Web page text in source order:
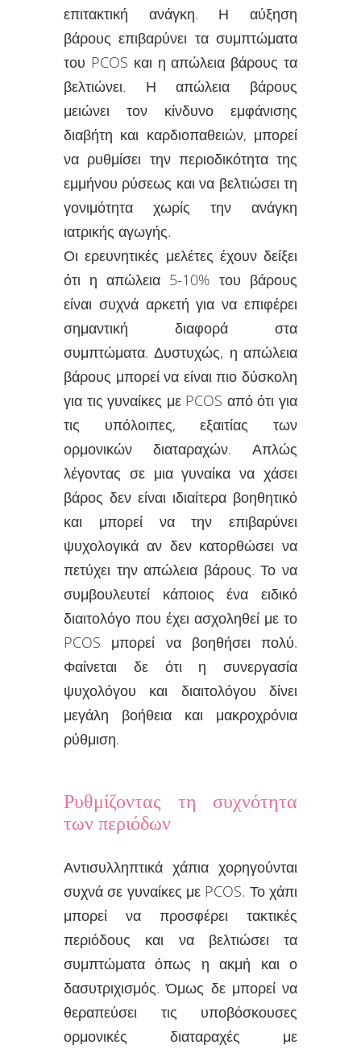
επιτακτική ανάγκη. Η αύξηση
βάρους επιβαρύνει τα συμπτώματα
του PCOS και η απώλεια βάρους τα
βελτιώνει. Η απώλεια βάρους
μειώνει τον κίνδυνο εμφάνισης
διαβήτη και καρδιοπαθειών, μπορεί
να ρυθμίσει την περιοδικότητα της
εμμήνου ρύσεως και να βελτιώσει τη
γονιμότητα χωρίς την ανάγκη
ιατρικής αγωγής.
Οι ερευνητικές μελέτες έχουν δείξει
ότι η απώλεια 5-10% του βάρους
είναι συχνά αρκετή για να επιφέρει
σημαντική διαφορά στα
συμπτώματα. Δυστυχώς, η απώλεια
βάρους μπορεί να είναι πιο δύσκολη
για τις γυναίκες με PCOS από ότι για
τις υπόλοιπες, εξαιτίας των
ορμονικών διαταραχών. Απλώς
λέγοντας σε μια γυναίκα να χάσει
βάρος δεν είναι ιδιαίτερα βοηθητικό
και μπορεί να την επιβαρύνει
ψυχολογικά αν δεν κατορθώσει να
πετύχει την απώλεια βάρους. Το να
συμβουλευτεί κάποιος ένα ειδικό
διαιτολόγο που έχει ασχοληθεί με το
PCOS μπορεί να βοηθήσει πολύ.
Φαίνεται δε ότι η συνεργασία
ψυχολόγου και διαιτολόγου δίνει
μεγάλη βοήθεια και μακροχρόνια
ρύθμιση.
Ρυθμίζοντας τη συχνότητα
των περιόδων
Αντισυλληπτικά χάπια χορηγούνται
συχνά σε γυναίκες με PCOS. Το χάπι
μπορεί να προσφέρει τακτικές
περιόδους και να βελτιώσει τα
συμπτώματα όπως η ακμή και ο
δασυτριχισμός. Όμως δε μπορεί να
θεραπεύσει τις υποβόσκουσες
ορμονικές διαταραχές με